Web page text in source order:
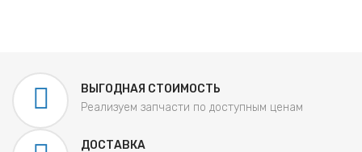
ВЫГОДНАЯ СТОИМОСТЬ
Реализуем запчасти по доступным ценам
ДОСТАВКА